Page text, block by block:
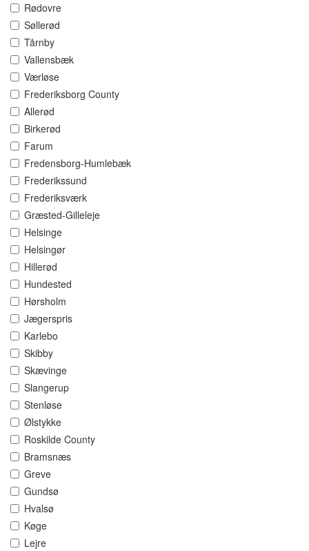
Rødovre
Søllerød
Tårnby
Vallensbæk
Værløse
Frederiksborg County
Allerød
Birkerød
Farum
Fredensborg-Humlebæk
Frederikssund
Frederiksværk
Græsted-Gilleleje
Helsinge
Helsingør
Hillerød
Hundested
Hørsholm
Jægerspris
Karlebo
Skibby
Skævinge
Slangerup
Stenløse
Ølstykke
Roskilde County
Bramsnæs
Greve
Gundsø
Hvalsø
Køge
Lejre